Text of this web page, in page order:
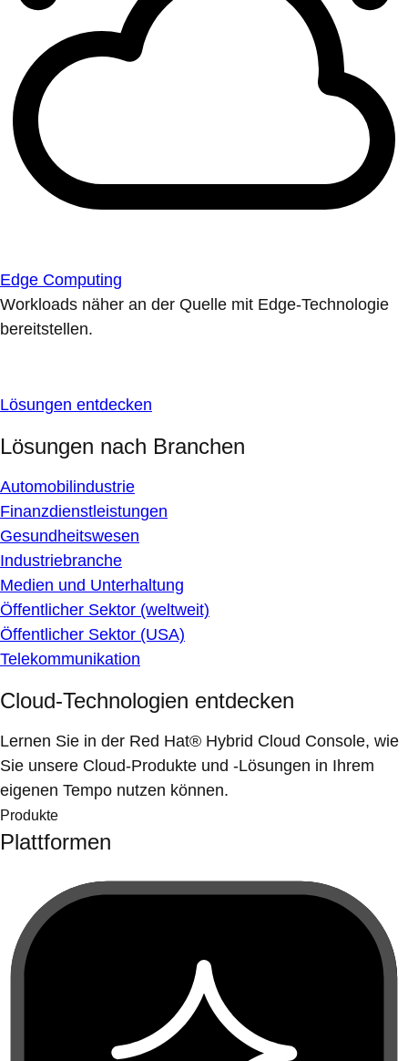
Edge Computing
Workloads näher an der Quelle mit Edge-Technologie
bereitstellen.
Lösungen entdecken
Lösungen nach Branchen
Automobilindustrie
Finanzdienstleistungen
Gesundheitswesen
Industriebranche
Medien und Unterhaltung
Öffentlicher Sektor (weltweit)
Öffentlicher Sektor (USA)
Telekommunikation
Cloud-Technologien entdecken
Lernen Sie in der Red Hat® Hybrid Cloud Console, wie
Sie unsere Cloud-Produkte und -Lösungen in Ihrem
eigenen Tempo nutzen können.
Produkte
Plattformen